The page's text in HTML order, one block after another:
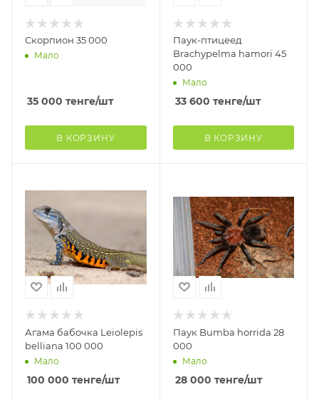
Скорпион 35 000
Мало
35 000 тенге/шт
В КОРЗИНУ
Паук-птицеед
Brachypelma hamori 45
000
Мало
33 600 тенге/шт
В КОРЗИНУ
Агама бабочка Leiolepis
belliana 100 000
Мало
100 000 тенге/шт
Паук Bumba horrida 28
000
Мало
28 000 тенге/шт